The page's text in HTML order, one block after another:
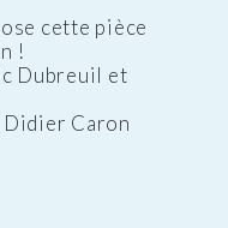
cette pièce
!
Dubreuil et
Didier Caron